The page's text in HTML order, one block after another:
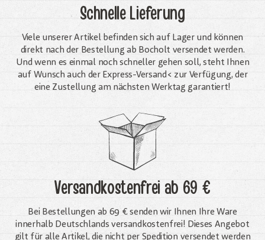
Schnelle Lieferung
Viele unserer Artikel befinden sich auf Lager und können
direkt nach der Bestellung ab Bocholt versendet werden.
Und wenn es einmal noch schneller gehen soll, steht Ihnen
auf Wunsch auch der Express-Versand< zur Verfügung, der
eine Zustellung am nächsten Werktag garantiert!
Versandkostenfreiab 69 €
Bei Bestellungen ab 69 € senden wir Ihnen Ihre Ware
innerhalb Deutschlands versandkostenfrei! Dieses Angebot
gilt für alle Artikel, die nicht per Spedition versendet werden